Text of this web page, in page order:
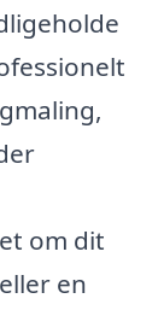
om dit
en